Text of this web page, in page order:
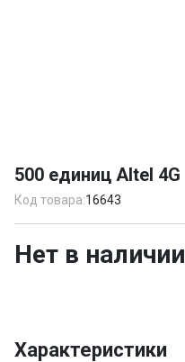
of
1
500 единиц Altel 4G
Код товара:16643
Нет в наличии
Характеристики